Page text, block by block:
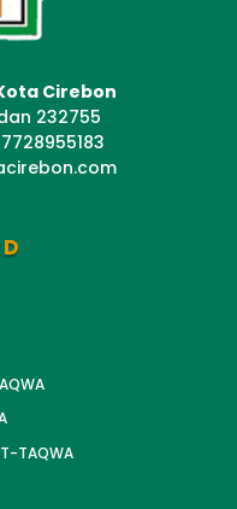
Cirebon
232755
TAQWA